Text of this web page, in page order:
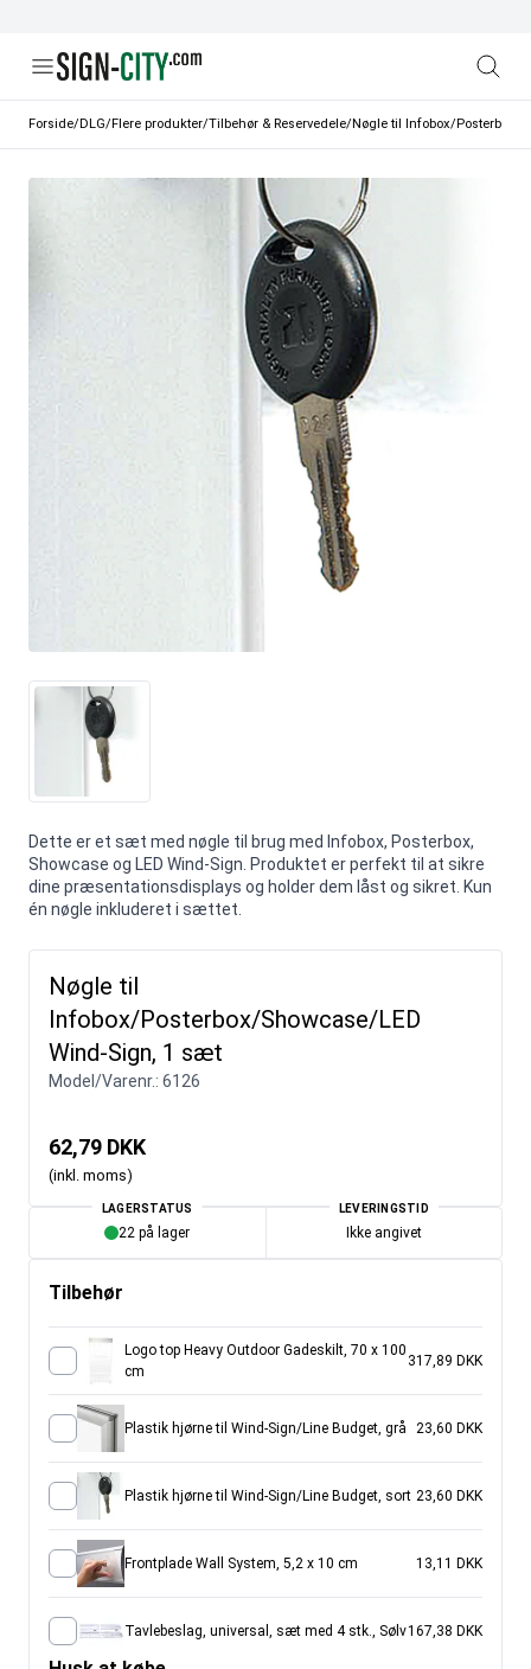
Forside/DLG/Flere produkter/Tilbehør & Reservedele/Nøgle til Infobox/Posterbox/
Dette er et sæt med nøgle til brug med Infobox, Posterbox,
Showcase og LED Wind-Sign. Produktet er perfekt til at sikre
dine præsentationsdisplays og holder dem låst og sikret. Kun
én nøgle inkluderet i sættet.
Nøgle til
Infobox/Posterbox/Showcase/LED
Wind-Sign, 1 sæt
Model/Varenr.: 6126
62,79 DKK
(inkl. moms)
LAGERSTATUS
22 på lager
LEVERINGSTID
Ikke angivet
Tilbehør
Logo top Heavy Outdoor Gadeskilt, 70 x 100
cm
317,89 DKK
Plastik hjørne til Wind-Sign/Line Budget, grå 23,60 DKK
Plastik hjørne til Wind-Sign/Line Budget, sort 23,60 DKK
Frontplade Wall System, 5,2 x 10 cm 13,11 DKK
Tavlebeslag, universal, sæt med 4 stk., Sølv167,38 DKK